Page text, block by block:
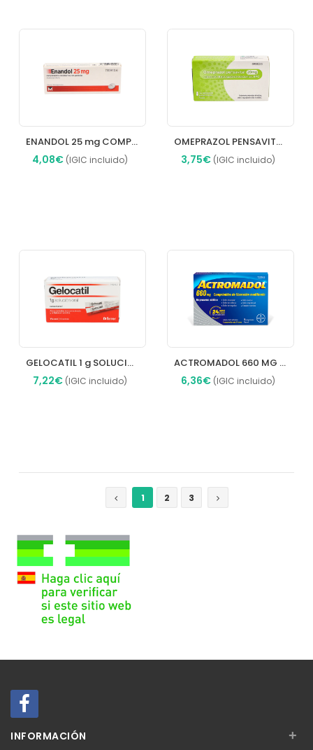
ENANDOL 25 mg COMPRIMIDOS RECUBIERTOS CON PELICULA
4,08€ (IGIC incluido)
OMEPRAZOL PENSAVITAL 20 MG CAPSULAS DURAS GASTRORRESISTENTES EFG
3,75€ (IGIC incluido)
GELOCATIL 1 g SOLUCION ORAL
7,22€ (IGIC incluido)
ACTROMADOL 660 MG COMPRIMIDOS DE LIBERACIÓN MODIFICADA
6,36€ (IGIC incluido)
1
2 3
INFORMACIÓN +